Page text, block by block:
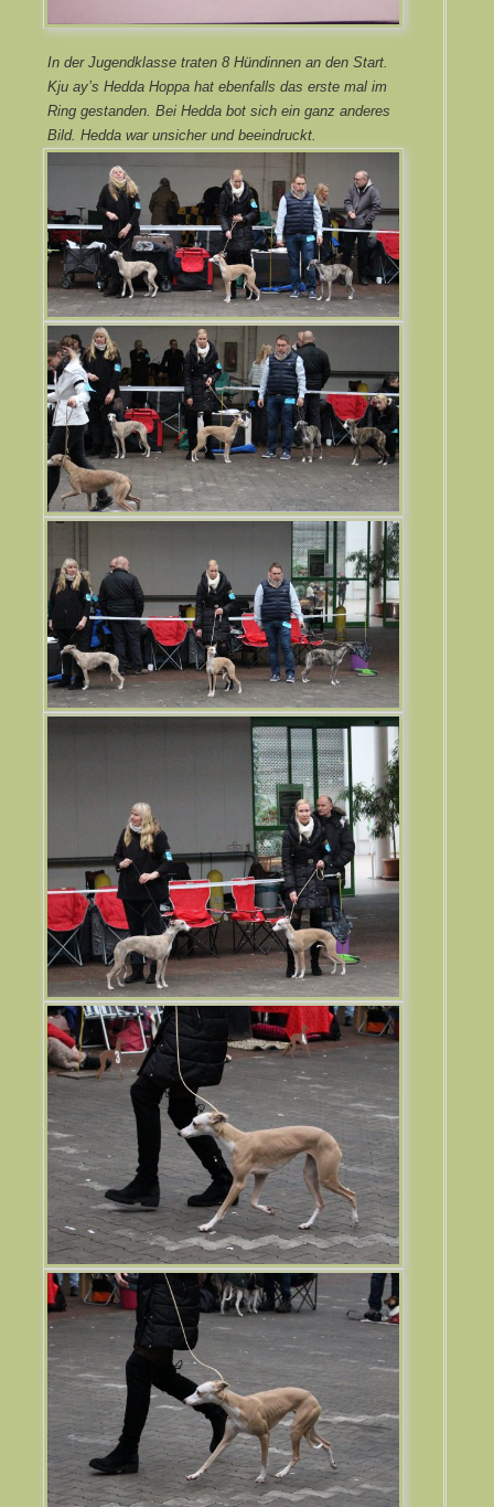
In der Jugendklasse traten 8 Hündinnen an den Start.
Kju ay’s Hedda Hoppa hat ebenfalls das erste mal im
Ring gestanden. Bei Hedda bot sich ein ganz anderes
Bild. Hedda war unsicher und beeindruckt.